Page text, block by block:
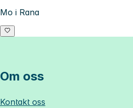
Mo i Rana
Om oss
Kontakt oss